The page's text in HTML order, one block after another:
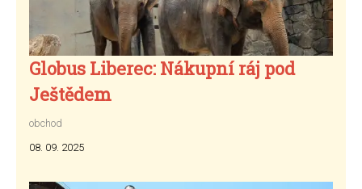
Globus Liberec: Nákupní ráj pod
Ještědem
obchod
08. 09. 2025